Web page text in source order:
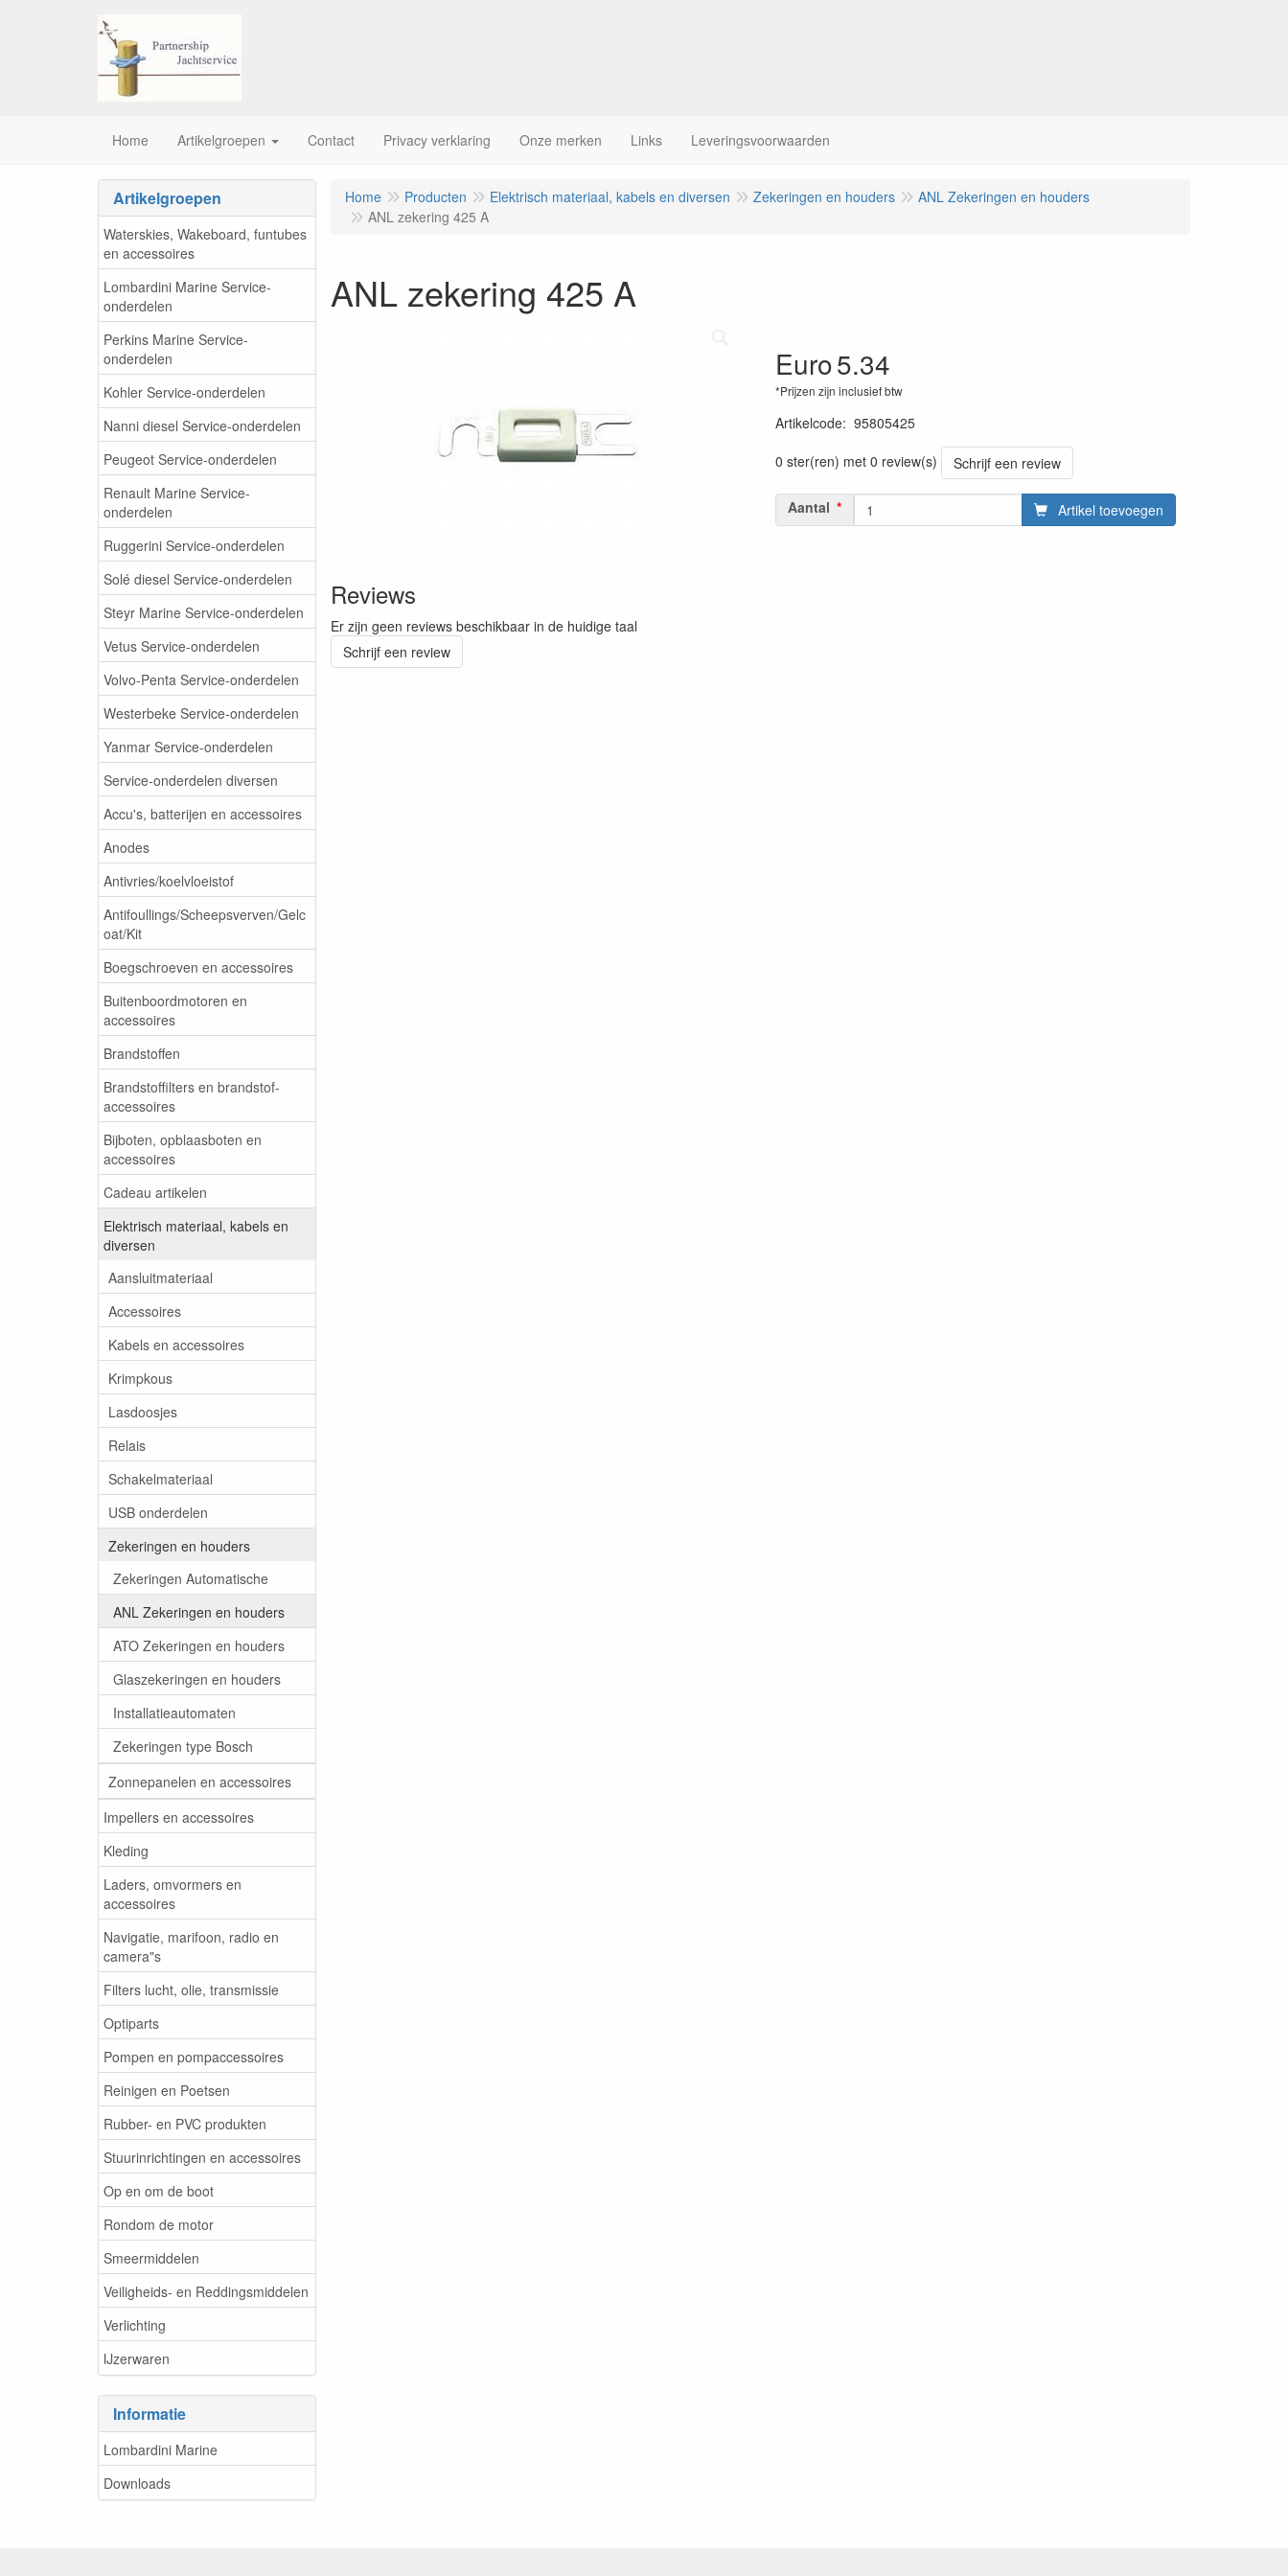
Home Artikelgroepen Contact Privacy verklaring Onze merken Links Leveringsvoorwaarden
Artikelgroepen
Waterskies, Wakeboard, funtubes
en accessoires
Lombardini Marine Service-
onderdelen
Perkins Marine Service-
onderdelen
Kohler Service-onderdelen
Nanni diesel Service-onderdelen
Peugeot Service-onderdelen
Renault Marine Service-
onderdelen
Ruggerini Service-onderdelen
Solé diesel Service-onderdelen
Steyr Marine Service-onderdelen
Vetus Service-onderdelen
Volvo-Penta Service-onderdelen
Westerbeke Service-onderdelen
Yanmar Service-onderdelen
Service-onderdelen diversen
Accu's, batterijen en accessoires
Anodes
Antivries/koelvloeistof
Antifoullings/Scheepsverven/Gelc
oat/Kit
Boegschroeven en accessoires
Buitenboordmotoren en
accessoires
Brandstoffen
Brandstoffilters en brandstof-
accessoires
Bijboten, opblaasboten en
accessoires
Cadeau artikelen
Elektrisch materiaal, kabels en
diversen
Aansluitmateriaal
Accessoires
Kabels en accessoires
Krimpkous
Lasdoosjes
Relais
Schakelmateriaal
USB onderdelen
Zekeringen en houders
Zekeringen Automatische
ANL Zekeringen en houders
ATO Zekeringen en houders
Glaszekeringen en houders
Installatieautomaten
Zekeringen type Bosch
Zonnepanelen en accessoires
Impellers en accessoires
Kleding
Laders, omvormers en
accessoires
Navigatie, marifoon, radio en
camera"s
Filters lucht, olie, transmissie
Optiparts
Pompen en pompaccessoires
Reinigen en Poetsen
Rubber- en PVC produkten
Stuurinrichtingen en accessoires
Op en om de boot
Rondom de motor
Smeermiddelen
Veiligheids- en Reddingsmiddelen
Verlichting
IJzerwaren
Informatie
Lombardini Marine
Downloads
Home Producten Elektrisch materiaal, kabels en diversen Zekeringen en houders
ANL Zekeringen en houders
ANL zekering 425 A
ANL zekering 425 A
Euro5.34
*Prijzen zijn inclusief btw
Artikelcode: 95805425
0 ster(ren) met 0 review(s)
Schrijf een review
Aantal Artikel toevoegen
Reviews
Er zijn geen reviews beschikbaar in de huidige taal
Schrijf een review